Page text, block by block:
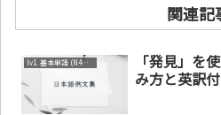
関連記
lv1. 基本単語 (N4～N5)
「発見」を
み方と英訳